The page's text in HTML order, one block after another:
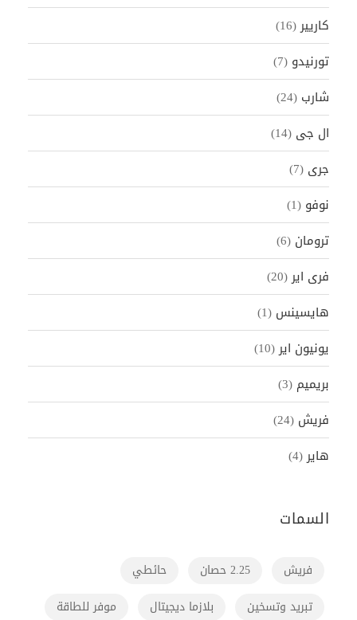
كاريير(16)
تورنيدو (7)
شارب (24)
ال جى (14)
جرى (7)
نوفو (1)
ترومان (6)
فرى اير(20)
هايسينس (1)
يونيون اير(10)
بريميم (3)
فريش (24)
هاير(4)
السمات
فريش 2.25 حصان
حائطي
تبريد وتسخين
بلازما ديجيتال موفر للطاقة